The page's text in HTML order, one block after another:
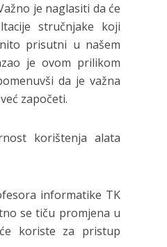
je naglasiti da će
stručnjake koji
prisutni u našem
je ovom prilikom
da je važna
započeti.
korištenja alata
informatike TK
se tiču promjena u
koriste za pristup